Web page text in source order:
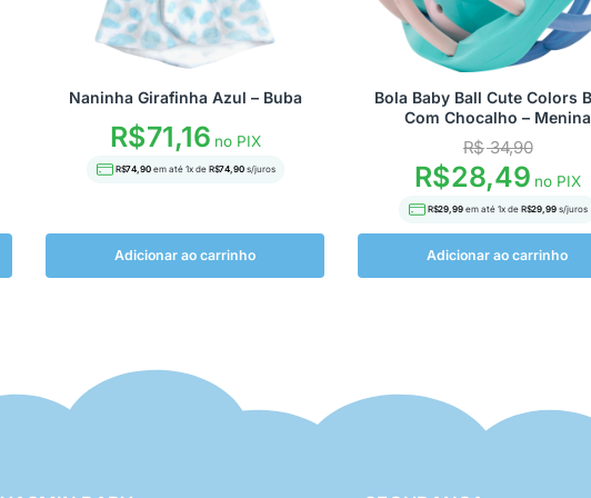
Naninha Girafinha Azul – Buba
R$71,16no PIX
R$74,90 em até 1x de R$74,90s/juros
Adicionar ao carrinho
Bola Baby Ball Cute Colors
Com Chocalho – Menina
R$34,90
R$28,49no PIX
R$29,99 em até 1x de R$29,99s/juros
Adicionar ao carrinho